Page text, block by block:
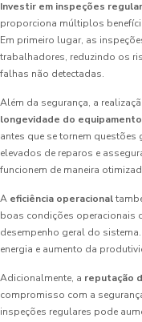
Investir em inspeções
proporciona múltiplos
Em primeiro lugar, as
trabalhadores, reduzindo os
falhas não detectadas.
Além da segurança, a
longevidade do equipamento
antes que se tornem
elevados de reparos e
funcionem de maneira
A eficiência operacional
boas condições operacionais
desempenho geral do
energia e aumento da
Adicionalmente, a reputação
compromisso com a
inspeções regulares pode